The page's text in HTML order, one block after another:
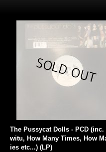
The Pussycat Dolls - PCD (inc.
witu, How Many Times, How
ies etc...) (LP)